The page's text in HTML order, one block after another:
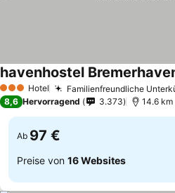
3 SterneHotel Familienfreundliche
havenhostel
8,6 Hervorragend 3.373 14.6
Ab 97 €
Preise von 16 Websites